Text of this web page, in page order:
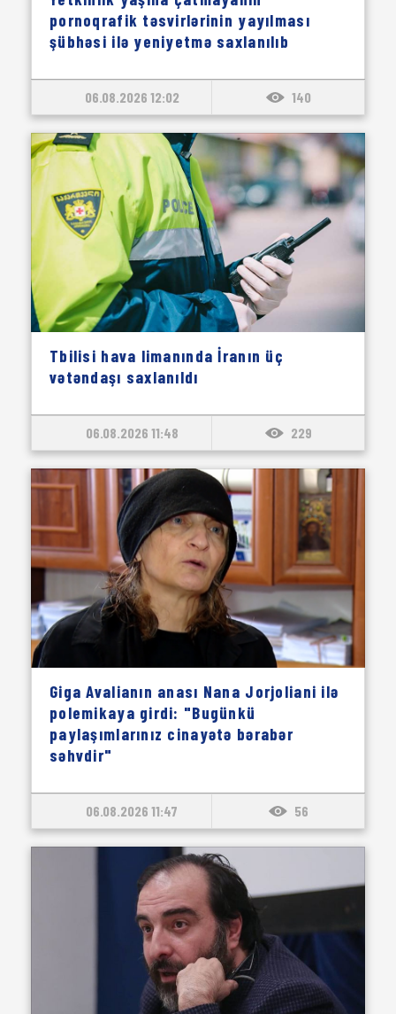
pornoqrafik təsvirlərinin yayılması
şübhəsi ilə yeniyetmə saxlanılıb
06.08.2026 12:02 140
Tbilisi hava limanında İranın üç
vətəndaşı saxlanıldı
06.08.2026 11:48 229
Giga Avalianın anası Nana Jorjoliani ilə
polemikaya girdi: "Bugünkü
paylaşımlarınız cinayətə bərabər
səhvdir"
06.08.2026 11:47 56